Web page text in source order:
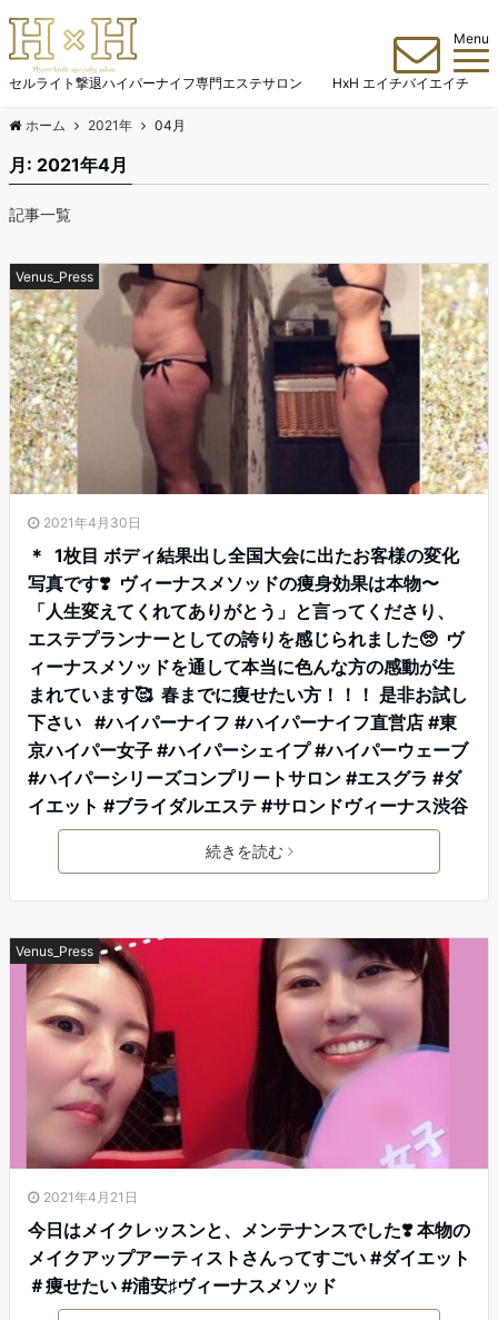
セルライト撃退ハイパーナイフ専門エステサロン HxH エイチバイエイチ
Menu
ホーム 2021年 04月
月: 2021年4月
記事一覧
Venus_Press
2021年4月30日
＊ 1枚目 ボディ結果出し全国大会に出たお客様の変化
写真です❣️ ヴィーナスメソッドの痩身効果は本物〜️
「人生変えてくれてありがとう」と言ってくださり、
エステプランナーとしての誇りを感じられました🥺 ヴ
ィーナスメソッドを通して本当に色んな方の感動が生
まれています🥰 春までに痩せたい方！！！ 是非お試し
下さい #ハイパーナイフ #ハイパーナイフ直営店 #東
京ハイパー女子 #ハイパーシェイプ #ハイパーウェーブ
#ハイパーシリーズコンプリートサロン #エスグラ #ダ
イエット #ブライダルエステ #サロンドヴィーナス渋谷
続きを読む
Venus_Press
2021年4月21日
今日はメイクレッスンと、メンテナンスでした❣️ 本物の
メイクアップアーティストさんってすごい #ダイエット
＃痩せたい #浦安♯ヴィーナスメソッド